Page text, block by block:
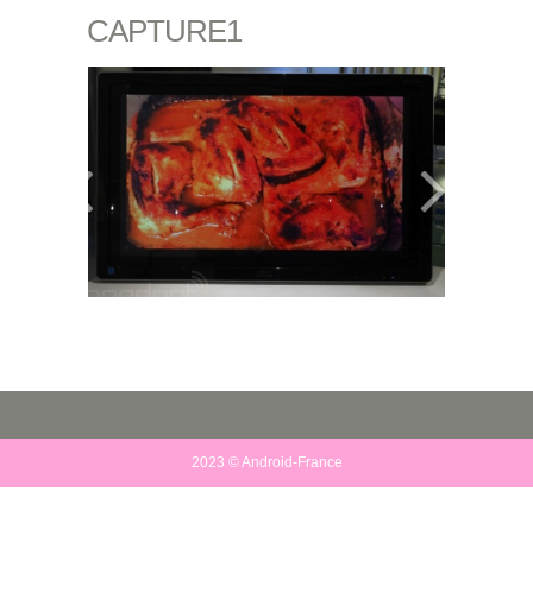
CAPTURE1
2023 © Android-France